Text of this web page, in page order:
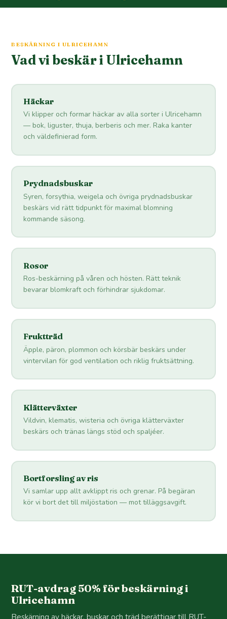
BESKÄRNING I ULRICEHAMN
Vad vi beskär i Ulricehamn
Häckar
Vi klipper och formar häckar av alla sorter i Ulricehamn
— bok, liguster, thuja, berberis och mer. Raka kanter
och väldefinierad form.
Prydnadsbuskar
Syren, forsythia, weigela och övriga prydnadsbuskar
beskärs vid rätt tidpunkt för maximal blomning
kommande säsong.
Rosor
Ros-beskärning på våren och hösten. Rätt teknik
bevarar blomkraft och förhindrar sjukdomar.
Fruktträd
Äpple, päron, plommon och körsbär beskärs under
vintervilan för god ventilation och riklig fruktsättning.
Klätterväxter
Vildvin, klematis, wisteria och övriga klätterväxter
beskärs och tränas längs stöd och spaljéer.
Bortforsling av ris
Vi samlar upp allt avklippt ris och grenar. På begäran
kör vi bort det till miljöstation — mot tilläggsavgift.
RUT-avdrag 50% för beskärning i
Ulricehamn
Beskärning av häckar, buskar och träd berättigar till RUT-